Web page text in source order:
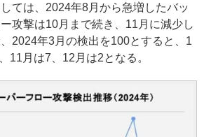
ては、2024年8月から急増したバッ
攻撃は10月まで続き、11月に減少し
2024年3月の検出を100とすると、1
11月は7、12月は2となる。